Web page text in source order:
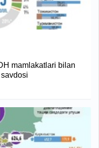
mamlakatlari bilan